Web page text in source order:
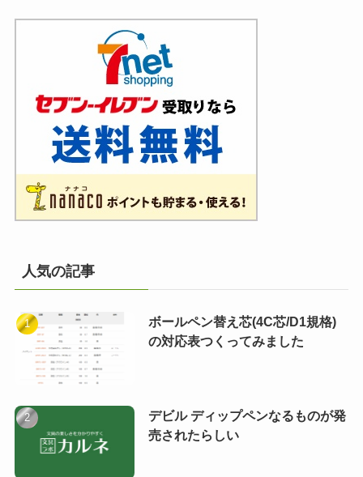
人気の記事
ボールペン替え芯(4C芯/D1規格)
の対応表つくってみました
デビル ディップペンなるものが発
売されたらしい